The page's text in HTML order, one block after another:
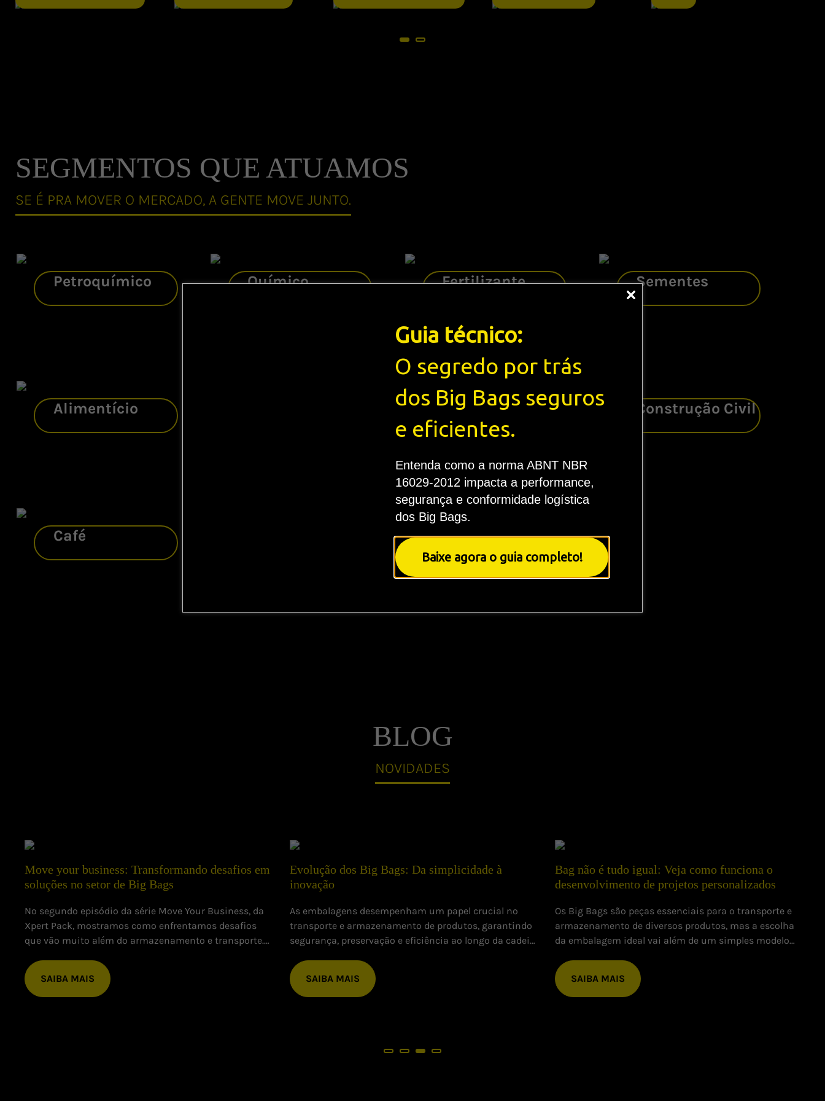
Guia técnico:
O segredo por trás
dos Big Bags seguros
e eficientes.
Entenda como a norma ABNT NBR
16029-2012 impacta a performance,
segurança e conformidade logística
dos Big Bags.
Baixe agora o guia completo!
SEGMENTOS QUE ATUAMOS
SE É PRA MOVER O MERCADO, A GENTE MOVE JUNTO.
Petroquímico Químico Fertilizante Sementes
Alimentício Nutrição Animal Construção Civil
Café Mineração
BLOG
NOVIDADES
Move your business: Transformando desafios em
soluções no setor de Big Bags
No segundo episódio da série Move Your Business, da
Xpert Pack, mostramos como enfrentamos desafios
que vão muito além do armazenamento e transporte.
cada cliente para oferecer soluções que realmente
fazem a diferença.
SAIBA MAIS
Evolução dos Big Bags: Da simplicidade à
inovação
As embalagens desempenham um papel crucial no
transporte e armazenamento de produtos, garantindo
segurança, preservação e eficiência ao longo da cadeia
longo do tempo, os Big Bags se destacam como uma
das inovações mais importantes para o
armazenamento de grandes volumes.
SAIBA MAIS
Bag não é tudo igual: Veja como funciona o
desenvolvimento de projetos personalizados
Os Big Bags são peças essenciais para o transporte e
armazenamento de diversos produtos, mas a escolha
da embalagem ideal vai além de um simples modelo
específicas, e é por isso que a Xpert Pack desenvolve
soluções personalizadas para garantir segurança e
eficiência em qualquer aplicação.
SAIBA MAIS